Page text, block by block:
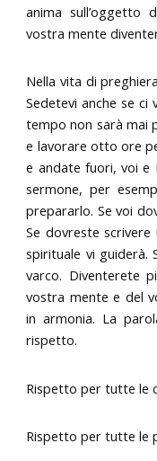
anima sull’oggetto
vostra mente
Nella vita di
Sedetevi anche se
tempo non sarà mai
e lavorare otto ore
e andate fuori, voi e
sermone, per
prepararlo. Se voi
Se dovreste
spirituale vi guiderà.
varco. Diventerete
vostra mente e del
in armonia. La
rispetto.
Rispetto per tutte le
Rispetto per tutte le